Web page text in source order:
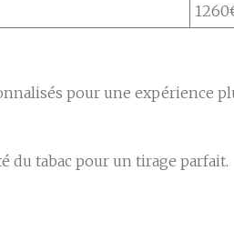
pour une expérience
du tabac pour un tirage parfait.